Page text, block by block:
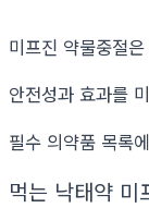
미프진 약물중절
안전성과 효과를
필수 의약품 목록
먹는 낙태약 미